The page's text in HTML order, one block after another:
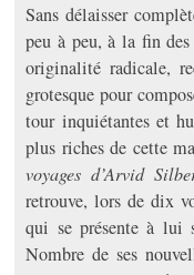
Sans délaisser
peu à peu, à la fin des
originalité radicale,
grotesque pour
tour inquiétantes et
plus riches de cette
voyages d’Arvid
retrouve, lors de dix
qui se présente à lui
Nombre de ses